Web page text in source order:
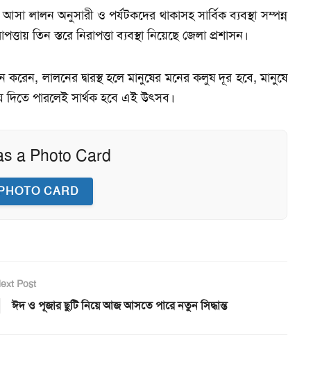
লালন অনুসারী ও পর্যটকদের থাকাসহ সার্বিক ব্যবস্থা সম্পন্ন
তিন স্তরে নিরাপত্তা ব্যবস্থা নিয়েছে জেলা প্রশাসন।
লালনের দ্বারস্থ হলে মানুষের মনের কলুষ দূর হবে, মানুষে
দিতে পারলেই সার্থক হবে এই উৎসব।
a Photo Card
CARD
Post
ঈদ ও পূজার ছুটি নিয়ে আজ আসতে পারে নতুন সিদ্ধান্ত